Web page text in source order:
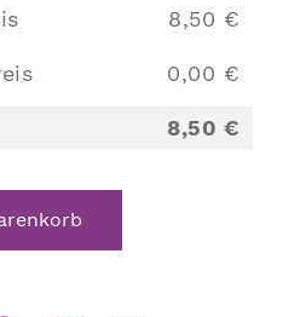
8,50 €
0,00 €
8,50 €